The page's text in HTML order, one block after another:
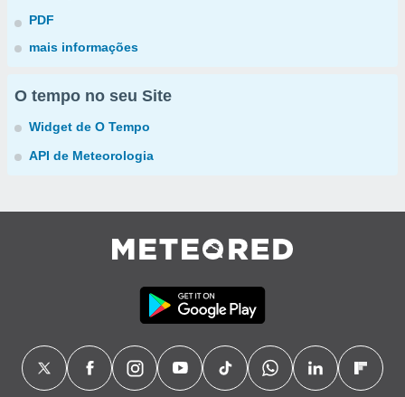
PDF
mais informações
O tempo no seu Site
Widget de O Tempo
API de Meteorologia